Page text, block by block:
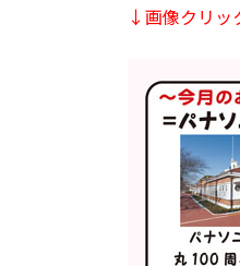
↓画像クリッ